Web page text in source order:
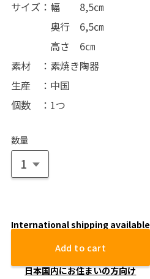
サイズ：幅 8,5㎝
奥行 6,5㎝
高さ 6㎝
素材 ：素焼き陶器
生産 ：中国
個数 ：1つ
数量
International shipping available
Add to cart
日本国内にお住まいの方向け